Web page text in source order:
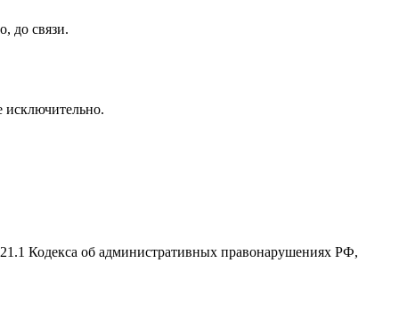
до связи.
исключительно.
Кодекса об административных правонарушениях РФ,